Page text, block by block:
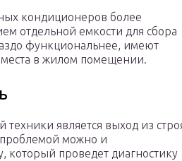
кондиционеров более
отдельной емкости для сбора
функциональнее, имеют
в жилом помещении.
является выход из
проблемой можно и
который проведет диагностику